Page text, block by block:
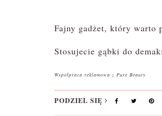
Fajny gadżet, który warto
Stosujecie gąbki do
Współpraca reklamowa z Pure Beauty
PODZIEL SIĘ